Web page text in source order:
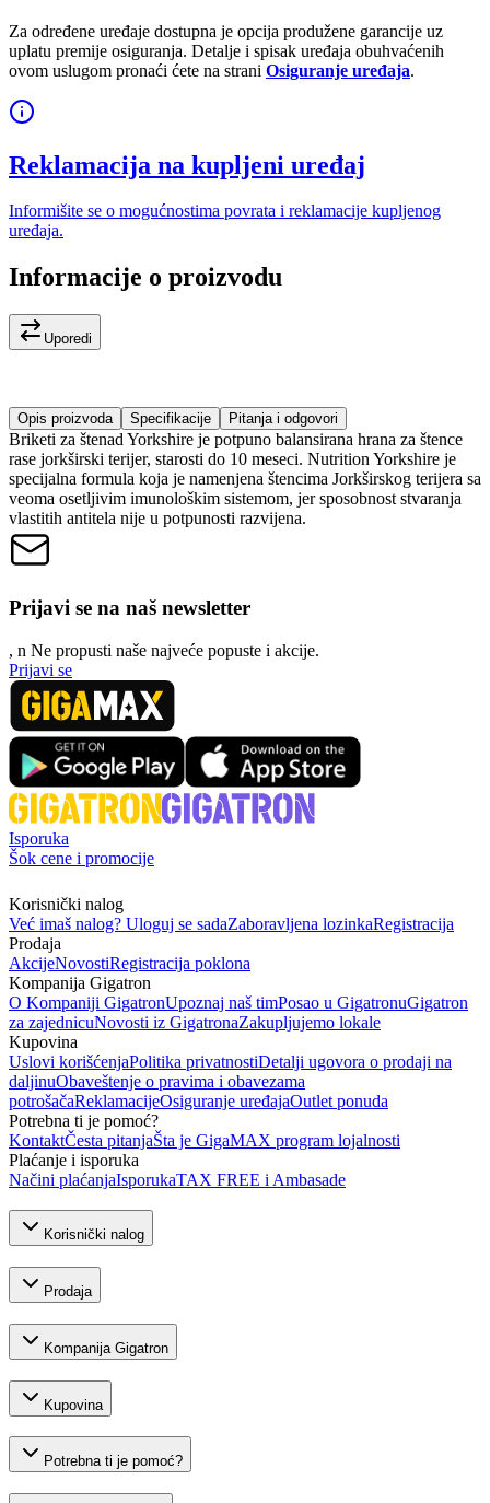
Za određene uređaje dostupna je opcija produžene garancije uz
uplatu premije osiguranja. Detalje i spisak uređaja obuhvaćenih
ovom uslugom pronaći ćete na strani Osiguranje uređaja.
Reklamacija na kupljeni uređaj
Informišite se o mogućnostima povrata i reklamacije kupljenog
uređaja.
Informacije o proizvodu
Uporedi
Opis proizvoda Specifikacije Pitanja i odgovori
Briketi za štenad Yorkshire je potpuno balansirana hrana za štence
rase jorkširski terijer, starosti do 10 meseci. Nutrition Yorkshire je
specijalna formula koja je namenjena štencima Jorkširskog terijera sa
veoma osetljivim imunološkim sistemom, jer sposobnost stvaranja
vlastitih antitela nije u potpunosti razvijena.
Prijavi se na naš newsletter
, n Ne propusti naše najveće popuste i akcije.
Prijavi se
Isporuka
Šok cene i promocije
Korisnički nalog
Već imaš nalog? Uloguj se sadaZaboravljena lozinkaRegistracija
Prodaja
AkcijeNovostiRegistracija poklona
Kompanija Gigatron
O Kompaniji GigatronUpoznaj naš timPosao u GigatronuGigatron
za zajednicuNovosti iz GigatronaZakupljujemo lokale
Kupovina
Uslovi korišćenjaPolitika privatnostiDetalji ugovora o prodaji na
daljinuObaveštenje o pravima i obavezama
potrošačaReklamacijeOsiguranje uređajaOutlet ponuda
Potrebna ti je pomoć?
KontaktČesta pitanjaŠta je GigaMAX program lojalnosti
Plaćanje i isporuka
Načini plaćanjaIsporukaTAX FREE i Ambasade
Korisnički nalog
Prodaja
Kompanija Gigatron
Kupovina
Potrebna ti je pomoć?